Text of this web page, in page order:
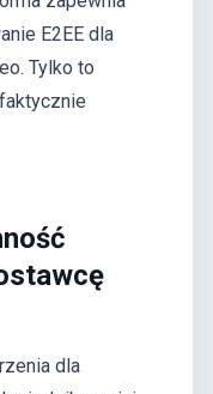
E2EE dla
Tylko to
dla